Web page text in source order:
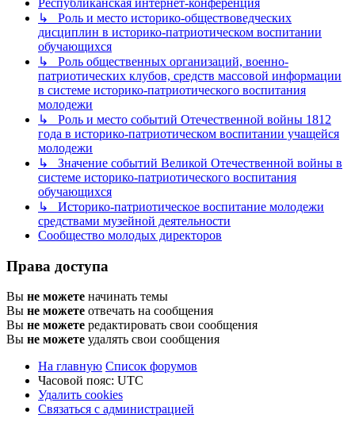
↳ Роль и место историко-обществоведческих
дисциплин в историко-патриотическом воспитании
обучающихся
↳ Роль общественных организаций, военно-
патриотических клубов, средств массовой информации
в системе историко-патриотического воспитания
молодежи
↳ Роль и место событий Отечественной войны 1812
года в историко-патриотическом воспитании учащейся
молодежи
↳ Значение событий Великой Отечественной войны в
системе историко-патриотического воспитания
обучающихся
↳ Историко-патриотическое воспитание молодежи
средствами музейной деятельности
Сообщество молодых директоров
Права доступа
Вы не можете начинать темы
Вы не можете отвечать на сообщения
Вы не можете редактировать свои сообщения
Вы не можете удалять свои сообщения
На главную Список форумов
Часовой пояс: UTC
Удалить cookies
Связаться с администрацией